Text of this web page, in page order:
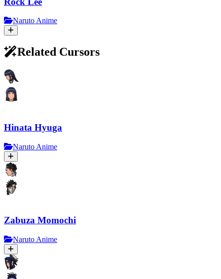
Naruto Anime
Related Cursors
Hinata Hyuga
Naruto Anime
Zabuza Momochi
Naruto Anime